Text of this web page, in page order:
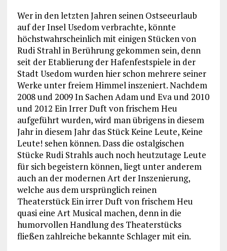
Wer in den letzten Jahren seinen Ostseeurlaub
auf der Insel Usedom verbrachte, könnte
höchstwahrscheinlich mit einigen Stücken von
Rudi Strahl in Berührung gekommen sein, denn
seit der Etablierung der Hafenfestspiele in der
Stadt Usedom wurden hier schon mehrere seiner
Werke unter freiem Himmel inszeniert. Nachdem
2008 und 2009 In Sachen Adam und Eva und 2010
und 2012 Ein Irrer Duft von frischem Heu
aufgeführt wurden, wird man übrigens in diesem
Jahr in diesem Jahr das Stück Keine Leute, Keine
Leute! sehen können. Dass die ostalgischen
Stücke Rudi Strahls auch noch heutzutage Leute
für sich begeistern können, liegt unter anderem
auch an der modernen Art der Inszenierung,
welche aus dem ursprünglich reinen
Theaterstück Ein irrer Duft von frischem Heu
quasi eine Art Musical machen, denn in die
humorvollen Handlung des Theaterstücks
fließen zahlreiche bekannte Schlager mit ein.